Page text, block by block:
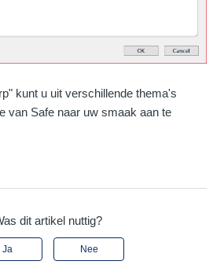
kunt u uit verschillende thema's
van Safe naar uw smaak aan te
dit artikel nuttig?
Ja Nee